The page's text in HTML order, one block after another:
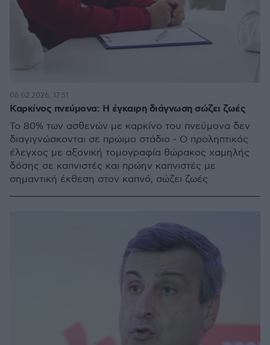
Καρκίνος πνεύμονα: Η έγκαιρη διάγνωση σώζει ζωές
Το 80% των ασθενών με καρκίνο του πνεύμονα δεν
διαγιγνώσκονται σε πρώιμο στάδιο - Ο προληπτικός
έλεγχος με αξονική τομογραφία θώρακος χαμηλής
δόσης σε καπνιστές και πρώην καπνιστές με
σημαντική έκθεση στον καπνό, σώζει ζωές
06.02.2026, 17:51